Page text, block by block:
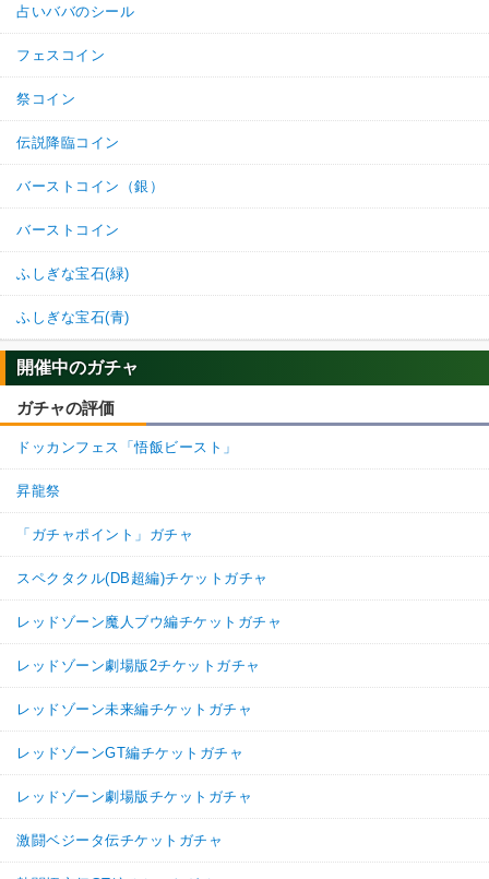
占いババのシール
フェスコイン
祭コイン
伝説降臨コイン
バーストコイン（銀）
バーストコイン
ふしぎな宝石(緑)
ふしぎな宝石(青)
開催中のガチャ
ガチャの評価
ドッカンフェス「悟飯ビースト」
昇龍祭
「ガチャポイント」ガチャ
スペクタクル(DB超編)チケットガチャ
レッドゾーン魔人ブウ編チケットガチャ
レッドゾーン劇場版2チケットガチャ
レッドゾーン未来編チケットガチャ
レッドゾーンGT編チケットガチャ
レッドゾーン劇場版チケットガチャ
激闘ベジータ伝チケットガチャ